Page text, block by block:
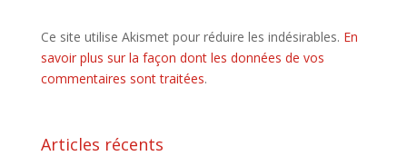
Ce site utilise Akismet pour réduire les indésirables. En
savoir plus sur la façon dont les données de vos
commentaires sont traitées.
Articles récents